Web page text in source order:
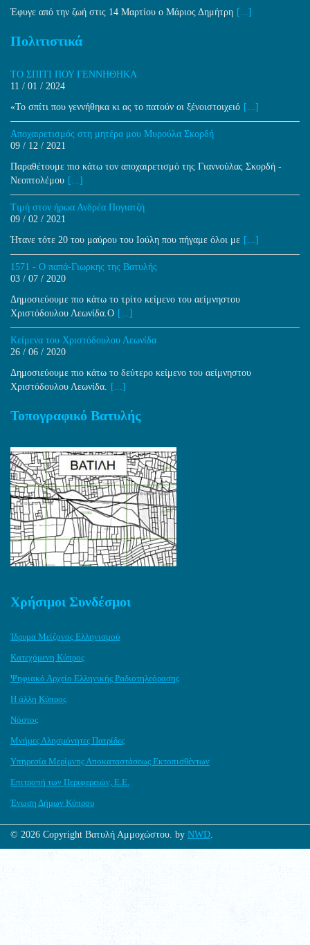
Έφυγε από την ζωή στις 14 Μαρτίου ο Μάριος Δημήτρη [...]
Πολιτιστικά
ΤΟ ΣΠΙΤΙ ΠΟΥ ΓΕΝΝΗΘΗΚΑ
11 / 01 / 2024
«Το σπίτι που γεννήθηκα κι ας το πατούν οι ξένοιστοιχειό [...]
Aποχαιρετισμός στη μητέρα μου Μυρούλα Σκορδή
09 / 12 / 2021
Παραθέτουμε πιο κάτω τον αποχαιρετισμό της Γιαννούλας Σκορδή -
Νεοπτολέμου [...]
Τιμή στον ήρωα Ανδρέα Πογιατζή
09 / 02 / 2021
Ήτανε τότε 20 του μαύρου του Ιούλη που πήγαμε όλοι με [...]
1571 - Ο παπά-Γιωρκης της Βατυλής
03 / 07 / 2020
Δημοσιεύουμε πιο κάτω το τρίτο κείμενο του αείμνηστου
Χριστόδουλου Λεωνίδα.Ο [...]
Κείμενα του Χριστόδουλου Λεωνίδα
26 / 06 / 2020
Δημοσιεύουμε πιο κάτω το δεύτερο κείμενο του αείμνηστου
Χριστόδουλου Λεωνίδα. [...]
Τοπογραφικό Βατυλής
Χρήσιμοι Συνδέσμοι
Ίδρυμα Μείζονος Ελληνισμού
Κατεχόμενη Κύπρος
Ψηφιακό Αρχείο Ελληνικής Ραδιοτηλεόρασης
Η άλλη Κύπρος
Νόστος
Μνήμες Αλησμόνητες Πατρίδες
Υπηρεσία Μερίμνης Αποκαταστάσεως Εκτοπισθέντων
Επιτροπή των Περιφερειών, Ε.Ε.
Ένωση Δήμων Κύπρου
© 2026 Copyright Βατυλή Αμμοχώστου. by NWD.